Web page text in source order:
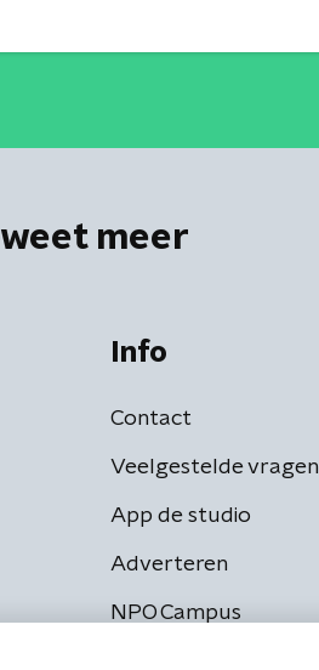
weet meer
Info
Contact
Veelgestelde vragen
App de studio
Adverteren
NPO Campus